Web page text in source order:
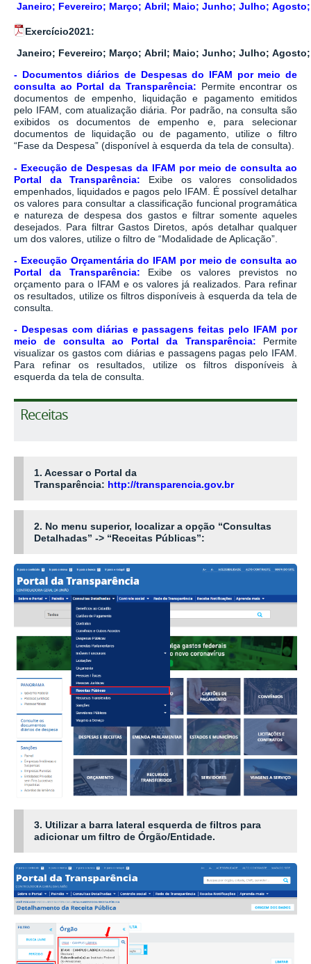
Janeiro; Fevereiro; Março; Abril; Maio; Junho; Julho; Agosto;
Exercício2021:
Janeiro; Fevereiro; Março; Abril; Maio; Junho; Julho; Agosto;
- Documentos diários de Despesas do IFAM por meio de
consulta ao Portal da Transparência: Permite encontrar os
documentos de empenho, liquidação e pagamento emitidos
pelo IFAM, com atualização diária. Por padrão, na consulta são
exibidos os documentos de empenho e, para selecionar
documentos de liquidação ou de pagamento, utilize o filtro
“Fase da Despesa” (disponível à esquerda da tela de consulta).
- Execução de Despesas da IFAM por meio de consulta ao
Portal da Transparência:
Exibe os valores consolidados
empenhados, liquidados e pagos pelo IFAM. É possível detalhar
os valores para consultar a classificação funcional programática
e natureza de despesa dos gastos e filtrar somente aqueles
desejados. Para filtrar Gastos Diretos, após detalhar qualquer
um dos valores, utilize o filtro de “Modalidade de Aplicação”.
- Execução Orçamentária do IFAM por meio de consulta ao
Portal da Transparência: Exibe os valores previstos no
orçamento para o IFAM e os valores já realizados. Para refinar
os resultados, utilize os filtros disponíveis à esquerda da tela de
consulta.
- Despesas com diárias e passagens feitas pelo IFAM por
meio de consulta ao Portal da Transparência: Permite
visualizar os gastos com diárias e passagens pagas pelo IFAM.
Para refinar os resultados, utilize os filtros disponíveis à
esquerda da tela de consulta.
Receitas
1. Acessar o Portal da
Transparência: http://transparencia.gov.br
2. No menu superior, localizar a opção “Consultas
Detalhadas” -> “Receitas Públicas”:
3. Utilizar a barra lateral esquerda de filtros para
adicionar um filtro de Órgão/Entidade.